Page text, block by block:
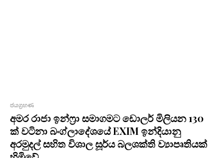
ජයග්‍රහණ
අමර රාජා ඉන්ෆ්‍රා සමාගමට ඩොලර් මිලියන 130
ක් වටිනා බංග්ලාදේශයේ EXIM ඉන්දියානු
අරමුදල් සහිත විශාල සූර්ය බලශක්ති ව්‍යාපෘතියක්